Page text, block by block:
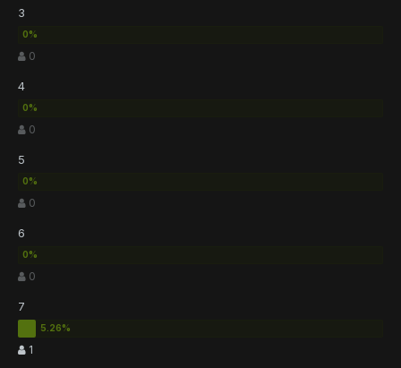
3
0
4
0
5
0
6
0
7
1